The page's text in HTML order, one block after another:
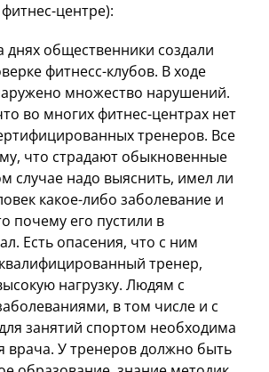
центре):
днях общественники создали
фитнесс-клубов. В ходе
множество нарушений.
во многих фитнес-центрах нет
тренеров. Все
что страдают обыкновенные
случае надо выяснить, имел ли
какое-либо заболевание и
почему его пустили в
Есть опасения, что с ним
тренер,
нагрузку. Людям с
в том числе и с
занятий спортом необходима
врача. У тренеров должно быть